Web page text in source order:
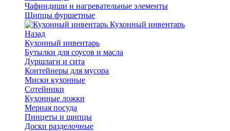
Чафиндиши и нагревательные элементы
Щипцы фуршетные
Кухонный инвентарь
Назад
Кухонный инвентарь
Бутылки для соусов и масла
Дуршлаги и сита
Контейнеры для мусора
Миски кухонные
Сотейники
Кухонные ложки
Мерная посуда
Пинцеты и щипцы
Доски разделочные